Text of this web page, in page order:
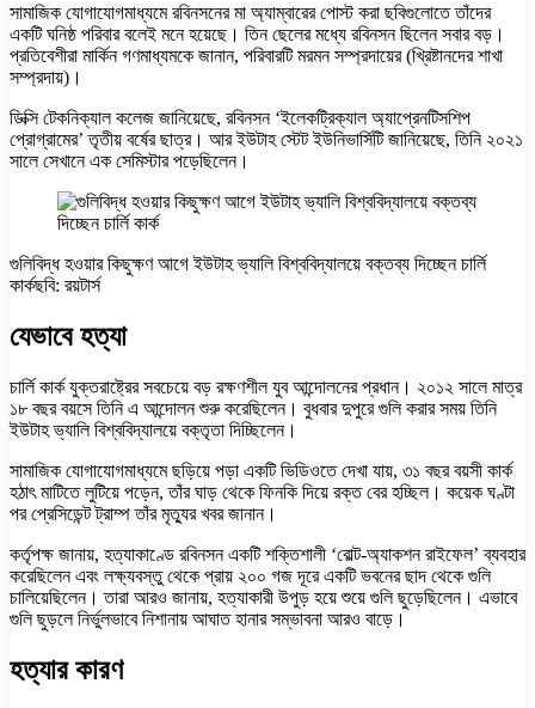
সামাজিক যোগাযোগমাধ্যমে রবিনসনের মা অ্যাম্বারের পোস্ট করা ছবিগুলোতে তাঁদের
একটি ঘনিষ্ঠ পরিবার বলেই মনে হয়েছে। তিন ছেলের মধ্যে রবিনসন ছিলেন সবার বড়।
প্রতিবেশীরা মার্কিন গণমাধ্যমকে জানান, পরিবারটি মরমন সম্প্রদায়ের (খ্রিষ্টানদের শাখা
সম্প্রদায়)।
ডিক্সি টেকনিক্যাল কলেজ জানিয়েছে, রবিনসন ‘ইলেকট্রিক্যাল অ্যাপ্রেনটিসশিপ
প্রোগ্রামের’ তৃতীয় বর্ষের ছাত্র। আর ইউটাহ স্টেট ইউনিভার্সিটি জানিয়েছে, তিনি ২০২১
সালে সেখানে এক সেমিস্টার পড়েছিলেন।
গুলিবিদ্ধ হওয়ার কিছুক্ষণ আগে ইউটাহ ভ্যালি বিশ্ববিদ্যালয়ে বক্তব্য দিচ্ছেন চার্লি
কার্কছবি: রয়টার্স
যেভাবে হত্যা
চার্লি কার্ক যুক্তরাষ্ট্রের সবচেয়ে বড় রক্ষণশীল যুব আন্দোলনের প্রধান। ২০১২ সালে মাত্র
১৮ বছর বয়সে তিনি এ আন্দোলন শুরু করেছিলেন। বুধবার দুপুরে গুলি করার সময় তিনি
ইউটাহ ভ্যালি বিশ্ববিদ্যালয়ে বক্তৃতা দিচ্ছিলেন।
সামাজিক যোগাযোগমাধ্যমে ছড়িয়ে পড়া একটি ভিডিওতে দেখা যায়, ৩১ বছর বয়সী কার্ক
হঠাৎ মাটিতে লুটিয়ে পড়েন, তাঁর ঘাড় থেকে ফিনকি দিয়ে রক্ত বের হচ্ছিল। কয়েক ঘণ্টা
পর প্রেসিডেন্ট ট্রাম্প তাঁর মৃত্যুর খবর জানান।
কর্তৃপক্ষ জানায়, হত্যাকাণ্ডে রবিনসন একটি শক্তিশালী ‘বোল্ট-অ্যাকশন রাইফেল’ ব্যবহার
করেছিলেন এবং লক্ষ্যবস্তু থেকে প্রায় ২০০ গজ দূরে একটি ভবনের ছাদ থেকে গুলি
চালিয়েছিলেন। তারা আরও জানায়, হত্যাকারী উপুড় হয়ে শুয়ে গুলি ছুড়েছিলেন। এভাবে
গুলি ছুড়লে নির্ভুলভাবে নিশানায় আঘাত হানার সম্ভাবনা আরও বাড়ে।
হত্যার কারণ